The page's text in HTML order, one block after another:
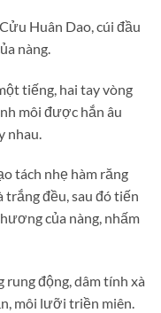
Huân Dao, cúi đầu
nàng.
tiếng, hai tay vòng
môi được hắn âu
nhau.
tách nhẹ hàm răng
trắng đều, sau đó tiến
của nàng, nhấm
rung động, dâm tính xà
môi lưỡi triền miên.